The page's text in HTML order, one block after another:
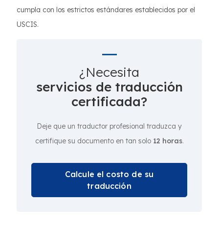
cumpla con los estrictos estándares establecidos por el
USCIS.
¿Necesita
servicios de traducción
certificada?
Deje que un traductor profesional traduzca y
certifique su documento en tan solo 12 horas.
Calcule el costo de su
traducción